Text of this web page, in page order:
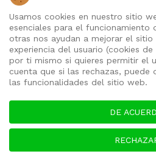
BUSCAR EMPLEO
TELEFONOS DE INTERES
QUIENES SOMOS
Usamos cookies en nuestro sitio
esenciales para el funcionamiento
otras nos ayudan a mejorar el
experiencia del usuario (cookies
por ti mismo si quieres permitir el
cuenta que si las rechazas, puede
las funcionalidades del sitio web.
DE